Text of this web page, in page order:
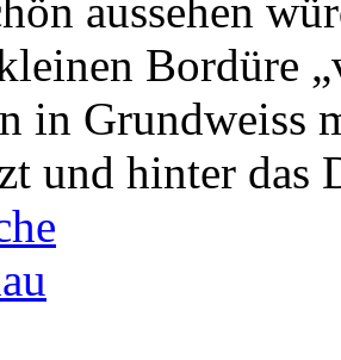
aussehen
Bordüre
in Grundweiss
und hinter das